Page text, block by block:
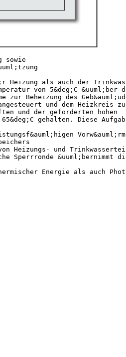
sowie
Heizung als auch der
von 5&deg;C &uuml;ber
Beheizung des
und dem Heizkreis
und der geforderten hohen
gehalten. Diese
Heizungs- und
&uuml;bernimmt
Energie als auch